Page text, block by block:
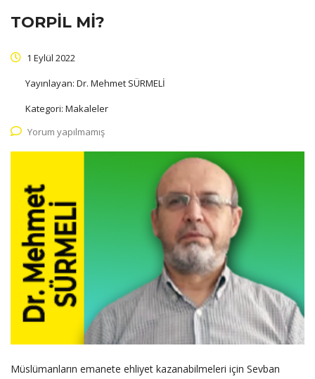
TORPİL Mİ?
1 Eylül 2022
Yayınlayan: Dr. Mehmet SÜRMELİ
Kategori: Makaleler
Yorum yapılmamış
Müslümanların emanete ehliyet kazanabilmeleri için Sevban